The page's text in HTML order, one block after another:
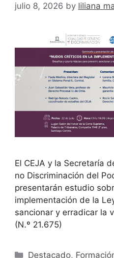
julio 8, 2026 by liliana
El CEJA y la Secretaría
no Discriminación del
presentarán estudio
implementación de la
sancionar y erradicar la
(N.º 21.675)
Destacado,